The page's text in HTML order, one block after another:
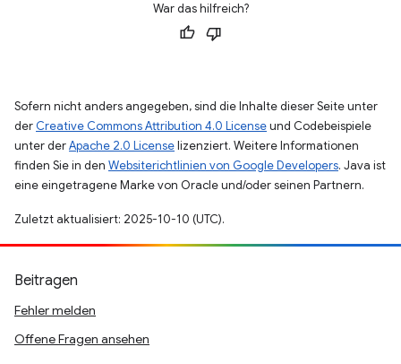
War das hilfreich?
Sofern nicht anders angegeben, sind die Inhalte dieser Seite unter
der Creative Commons Attribution 4.0 Licenseund Codebeispiele
unter derApache 2.0 Licenselizenziert. Weitere Informationen
finden Sie in den Websiterichtlinien von Google Developers. Java ist
eine eingetragene Marke von Oracle und/oder seinen Partnern.
Zuletzt aktualisiert: 2025-10-10 (UTC).
Beitragen
Fehler melden
Offene Fragen ansehen